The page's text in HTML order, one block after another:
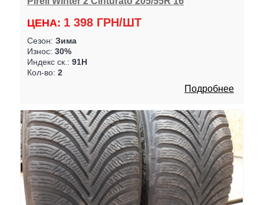
ЦЕНА: 1 398 ГРН/ШТ
Сезон: Зима
Износ: 30%
Индекс ск.: 91H
Кол-во: 2
Подробнее